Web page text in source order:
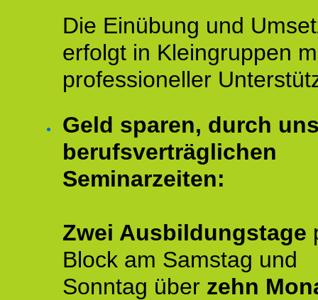
Die Einübung und
erfolgt in Kleingruppen
professioneller
Geld sparen, durch
berufsverträglichen
Seminarzeiten:
Zwei Ausbildungstage
Block am Samstag und
Sonntag über zehn